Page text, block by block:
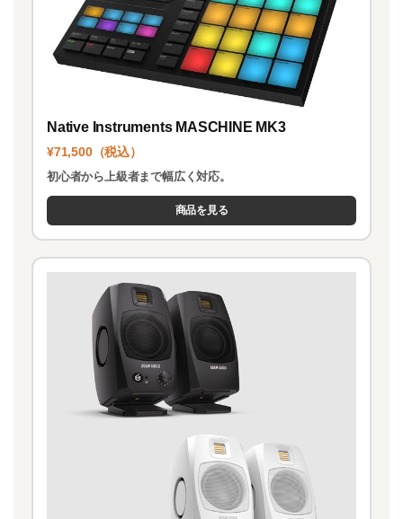
Native Instruments MASCHINE MK3
¥71,500（税込）
初心者から上級者まで幅広く対応。
商品を見る